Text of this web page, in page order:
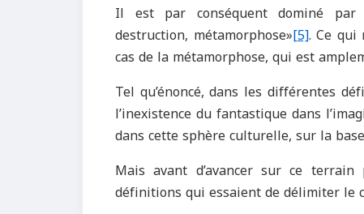
Il est par conséquent dominé par
destruction, métamorphose»[5]. Ce qui
cas de la métamorphose, qui est
Tel qu’énoncé, dans les différentes
l’inexistence du fantastique dans
dans cette sphère culturelle, sur la
Mais avant d’avancer sur ce
définitions qui essaient de délimiter le